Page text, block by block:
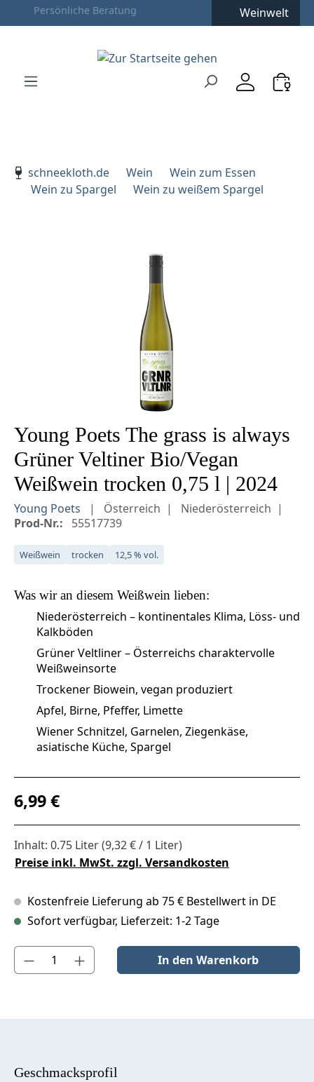
Zum Hauptinhalt springen
Zur Hauptnavigation springen
Weinwelt
schneekloth.de
Wein
Wein zum Essen
Wein zu Spargel
Wein zu weißem Spargel
Bildergalerie überspringen
Young Poets The grass is always
Grüner Veltiner Bio/Vegan
Weißwein trocken 0,75 l | 2024
Young Poets Österreich
Niederösterreich
Prod-Nr.:
55517739
Weißwein trocken 12,5 % vol.
Was wir an diesem Weißwein lieben:
Niederösterreich – kontinentales Klima, Löss- und
Kalkböden
Grüner Veltliner – Österreichs charaktervolle
Weißweinsorte
Trockener Biowein, vegan produziert
Apfel, Birne, Pfeffer, Limette
Wiener Schnitzel, Garnelen, Ziegenkäse,
asiatische Küche, Spargel
Regulärer Preis:
6,99 €
Inhalt: 0.75 Liter(9,32 € / 1 Liter)
Preise inkl. MwSt. zzgl. Versandkosten
Kostenfreie Lieferung ab 75 € Bestellwert in DE
Sofort verfügbar, Lieferzeit: 1-2 Tage
Produkt Anzahl: Gib den gewünschten Wert ein oder benutze
In den Warenkorb
Geschmacksprofil